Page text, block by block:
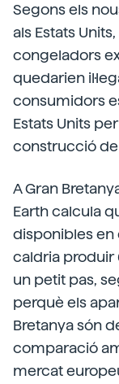
Segons els
als Estats
congeladors
quedarien
consumidors
Estats Units
construcció
A Gran
Earth calcula
disponibles en
caldria produir
un petit pas,
perquè els
Bretanya són
comparació
mercat